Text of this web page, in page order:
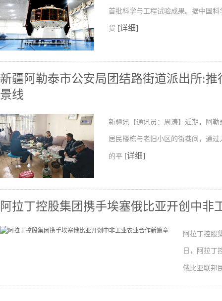
首批科学与工程试验成果。据中国
货 [详细]
新疆阿勒泰市公安局团结路街道派出所:推
景线
新疆讯【通讯员：周涛】近期，阿
居民楼栋与老旧小区的街巷间，通
的平 [详细]
阿拉丁控股集团携手埃塞俄比亚开创中非
阿拉丁控股
日，阿拉丁
俄比亚联邦